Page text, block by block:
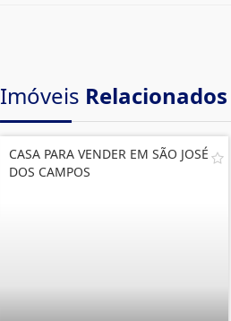
Imóveis Relacionados
CASA PARA VENDER EM SÃO JOSÉ
DOS CAMPOS